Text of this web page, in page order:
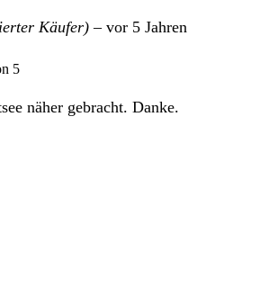
Käufer) – vor 5 Jahren
5
näher gebracht. Danke.